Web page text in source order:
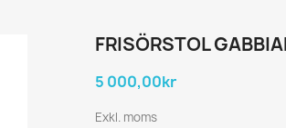
FRISÖRSTOL
5 000,00kr
Exkl. moms